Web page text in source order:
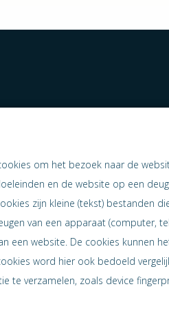
naar samen
om het bezoek naar de
en de website op een
zijn kleine (tekst) bestanden
van een apparaat (computer,
een website. De cookies kunnen
word hier ook bedoeld
te verzamelen, zoals device